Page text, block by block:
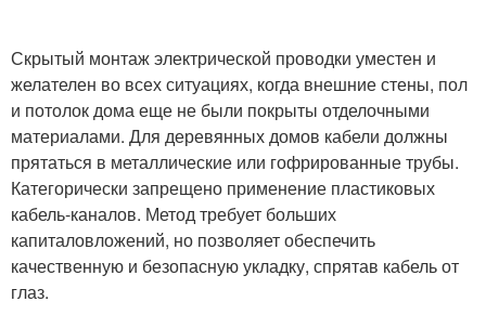
Скрытый монтаж электрической проводки уместен и
желателен во всех ситуациях, когда внешние стены, пол
и потолок дома еще не были покрыты отделочными
материалами. Для деревянных домов кабели должны
прятаться в металлические или гофрированные трубы.
Категорически запрещено применение пластиковых
кабель-каналов. Метод требует больших
капиталовложений, но позволяет обеспечить
качественную и безопасную укладку, спрятав кабель от
глаз.